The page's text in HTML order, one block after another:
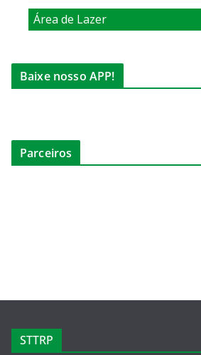
Área de Lazer
Baixe nosso APP!
Parceiros
STTRP